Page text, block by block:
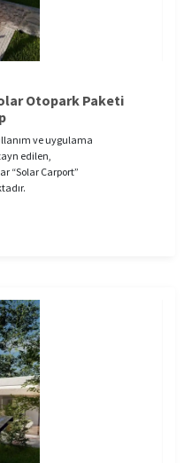
Otopark Paketi
ve uygulama
edilen,
“Solar Carport”